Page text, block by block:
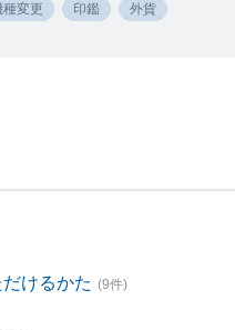
種変更 印鑑 外貨
けるかた (9件)